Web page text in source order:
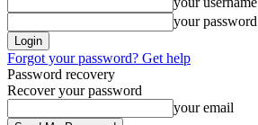
your password
Forgot your password? Get help
Password recovery
Recover your password
your email